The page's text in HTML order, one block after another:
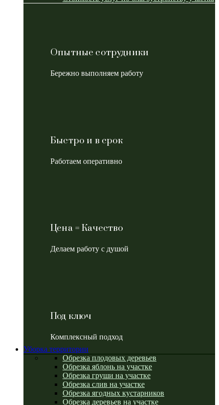
Опытные сотрудники
Бережно выполняем работу
Быстро и в срок
Работаем оперативно
Цена = Качество
Делаем работу с душой
Под ключ
Комплексный подход
Уборка территории
Обрезка плодовых деревьев
Обрезка яблонь на участке
Обрезка груши на участке
Обрезка слив на участке
Обрезка ягодных кустарников
Обрезка деревьев на участке